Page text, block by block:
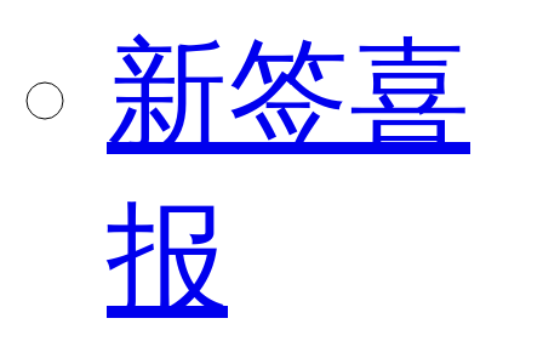
新签喜
报